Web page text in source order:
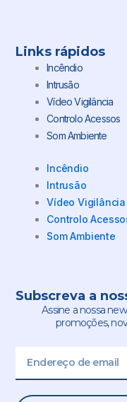
Links rápidos
Incêndio
Intrusão
Vídeo Vigilância
Controlo Acessos
Som Ambiente
Incêndio
Intrusão
Vídeo Vigilância
Controlo
Som Ambiente
Subscreva a
Assine a nossa
promoções,